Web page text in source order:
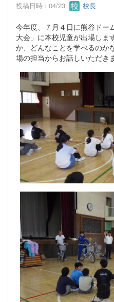
投稿日時 : 04/23 校長
今年度、７月４日に熊谷ドー
大会」に本校児童が出場しま
か、どんなことを学べるのか
場の担当からお話しいただき